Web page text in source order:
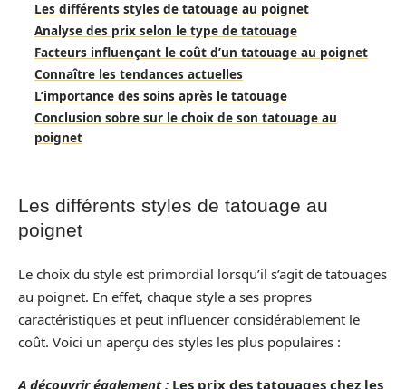
Les différents styles de tatouage au poignet
Analyse des prix selon le type de tatouage
Facteurs influençant le coût d’un tatouage au poignet
Connaître les tendances actuelles
L’importance des soins après le tatouage
Conclusion sobre sur le choix de son tatouage au
poignet
Les différents styles de tatouage au
poignet
Le choix du style est primordial lorsqu’il s’agit de tatouages
au poignet. En effet, chaque style a ses propres
caractéristiques et peut influencer considérablement le
coût. Voici un aperçu des styles les plus populaires :
A découvrir également : Les prix des tatouages chez les